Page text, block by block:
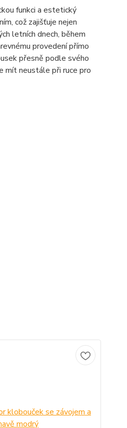
funkci a estetický
což zajišťuje nejen
letních dnech, během
provedení přímo
přesně podle svého
mít neustále při ruce pro